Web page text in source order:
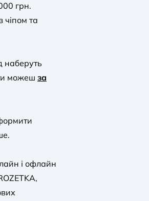
грн.
чіпом та
наберуть
можеш за
і офлайн